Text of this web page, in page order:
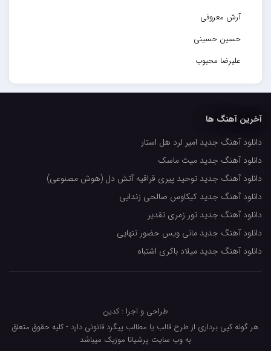
آرش معروفی
حسین حسینی
علیرضا محبوب
حسین حصارکی
کاپیتان
مجید رضوی
رضا مرانلو
امیر عرفانی
رضا صادقی
سعید شمس
مهرزاد اسفندیاری
آخرین آهنگ ها
دانلود آهنگ جدید امیر لرد هل استار
دانلود آهنگ جدید میث ماسک
دانلود آهنگ جدید توحید پیری قراقیه آتش دل (هوش مصنوعی)
دانلود آهنگ جدید کیکاوس صالحی زندایی
دانلود آهنگ جدید تور زمری تقدیر
دانلود آهنگ جدید مانی ویس حضور تنهایی
دانلود آهنگ جدید میلاد باکری اشتباه
طراحی و اجرا : کدین
هر گونه کپی برداری از طرح قالب یا مطالب پیگرد قانونی دارد - کلیه حقوق متعلق
به وب سایت پرشیانا موزیک میباشد